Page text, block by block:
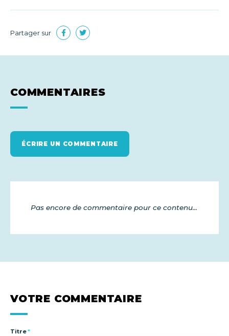
Partager sur
COMMENTAIRES
ÉCRIRE UN COMMENTAIRE
Pas encore de commentaire pour ce contenu...
VOTRE COMMENTAIRE
Titre*